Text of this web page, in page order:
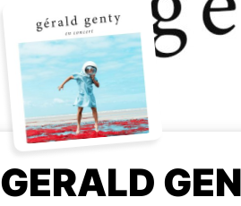
GERALD